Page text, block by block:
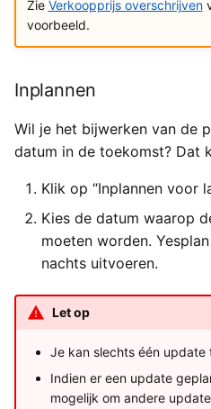
Zie Verkoopprijs overschrijven
voorbeeld.
Inplannen
Wil je het bijwerken van de
datum in de toekomst? Dat
Klik op “Inplannen voor
Kies de datum waarop
moeten worden.
nachts uitvoeren.
Let op
Je kan slechts één update
Indien er een update
mogelijk om andere